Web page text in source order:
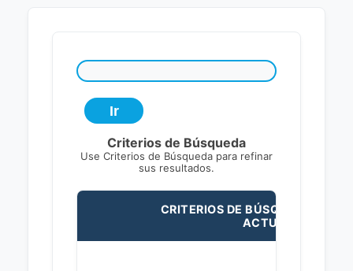
Criterios de Búsqueda
Use Criterios de Búsqueda para refinar
sus resultados.
CRITERIOS DE BÚSQUEDA
ACTUALES: